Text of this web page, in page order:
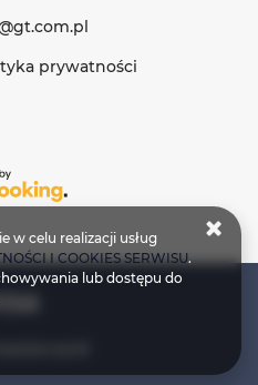
prywatności
w celu realizacji usług
I COOKIES SERWISU.
lub dostępu do